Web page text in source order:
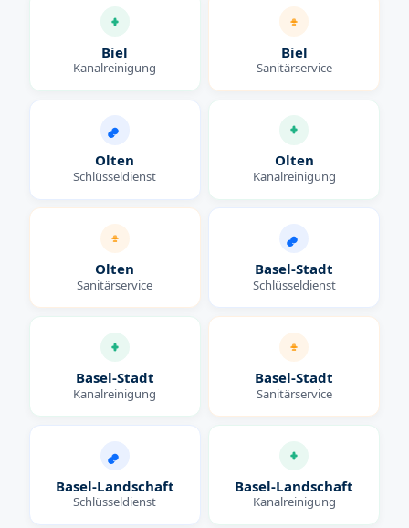
Biel
Kanalreinigung
Biel
Sanitärservice
Olten
Schlüsseldienst
Olten
Kanalreinigung
Olten
Sanitärservice
Basel-Stadt
Schlüsseldienst
Basel-Stadt
Kanalreinigung
Basel-Stadt
Sanitärservice
Basel-Landschaft
Schlüsseldienst
Basel-Landschaft
Kanalreinigung